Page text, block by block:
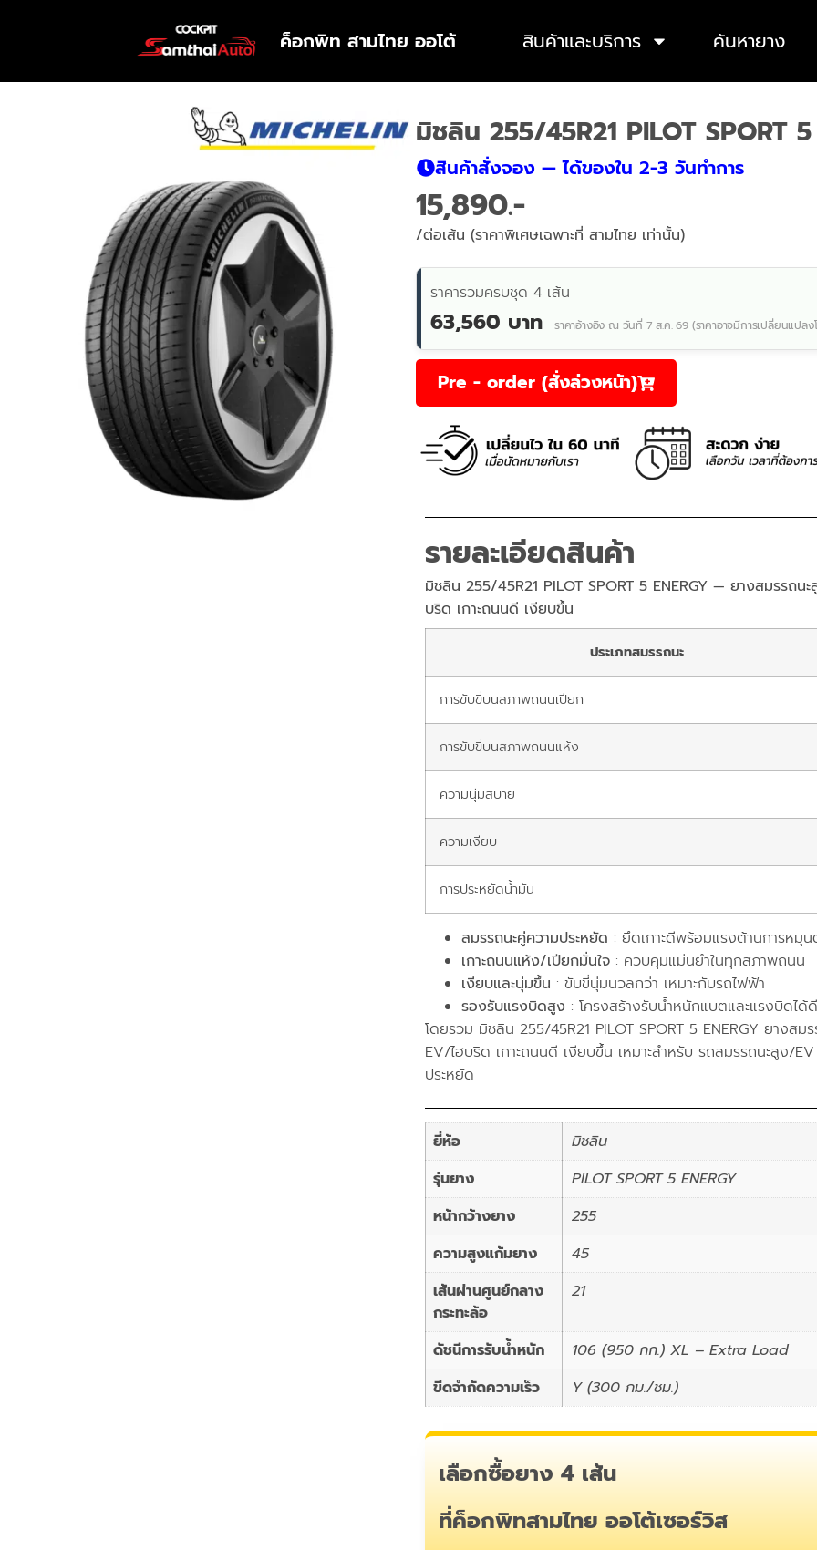
ค็อกพิท สามไทย ออโต้ สินค้าและบริการ ค้นหายาง
มิชลิน 255/45R21 PILOT SPORT 5
สินค้าสั่งจอง — ได้ของใน 2-3 วันทำการ
15,890
/ต่อเส้น (ราคาพิเศษเฉพาะที่ สามไทย เท่านั้น)
ราคารวมครบชุด 4 เส้น
63,560 บาท ราคาอ้างอิง ณ วันที่ 7 ส.ค. 69 (ราคาอาจมีการเปลี่ยนแปล
Pre - order (สั่งล่วงหน้า)
รายละเอียดสินค้า
มิชลิน 255/45R21 PILOT SPORT 5 ENERGY — ยางสมรรถ
บริด เกาะถนนดี เงียบขึ้น
ประเภทสมรรถนะ
การขับขี่บนสภาพถนนเปียก
การขับขี่บนสภาพถนนแห้ง
ความนุ่มสบาย
ความเงียบ
การประหยัดน้ำมัน
สมรรถนะคู่ความประหยัด : ยึดเกาะดีพร้อมแรงต้านการหมุน
เกาะถนนแห้ง/เปียกมั่นใจ : ควบคุมแม่นยำในทุกสภาพถนน
เงียบและนุ่มขึ้น : ขับขี่นุ่มนวลกว่า เหมาะกับรถไฟฟ้า
รองรับแรงบิดสูง : โครงสร้างรับน้ำหนักแบตและแรงบิดได้ดี
โดยรวม มิชลิน 255/45R21 PILOT SPORT 5 ENERGY ยางส
EV/ไฮบริด เกาะถนนดี เงียบขึ้น เหมาะสำหรับ รถสมรรถนะสูง/
ประหยัด
ยี่ห้อ
มิชลิน
รุ่นยาง
PILOT SPORT 5 ENERGY
หน้ากว้างยาง
255
ความสูงแก้มยาง
45
เส้นผ่านศูนย์กลาง
กระทะล้อ
21
ดัชนีการรับน้ำหนัก
106 (950 กก.) XL – Extra Load
ขีดจำกัดความเร็ว
Y (300 กม./ชม.)
เลือกซื้อยาง 4 เส้น
ที่ค็อกพิทสามไทย ออโต้เซอร์วิส